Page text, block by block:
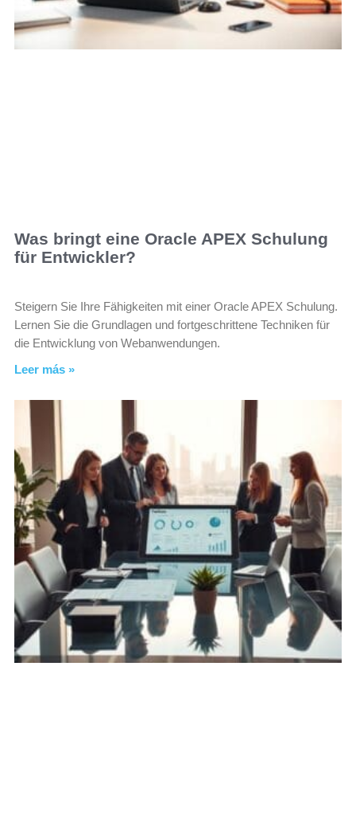
Was bringt eine Oracle APEX Schulung
für Entwickler?
Steigern Sie Ihre Fähigkeiten mit einer Oracle APEX Schulung.
Lernen Sie die Grundlagen und fortgeschrittene Techniken für
die Entwicklung von Webanwendungen.
Leer más »